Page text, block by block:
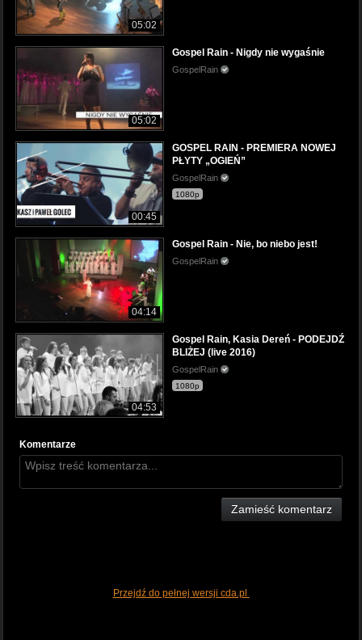
05:02
05:02
Gospel Rain - Nigdy nie wygaśnie
GospelRain
00:45
GOSPEL RAIN - PREMIERA NOWEJ
PŁYTY „OGIEŃ”
GospelRain
1080p
04:14
Gospel Rain - Nie, bo niebo jest!
GospelRain
04:53
Gospel Rain, Kasia Dereń - PODEJDŹ
BLIŻEJ (live 2016)
GospelRain
1080p
Komentarze
Zamieść komentarz
Przejdź do pełnej wersji cda.pl